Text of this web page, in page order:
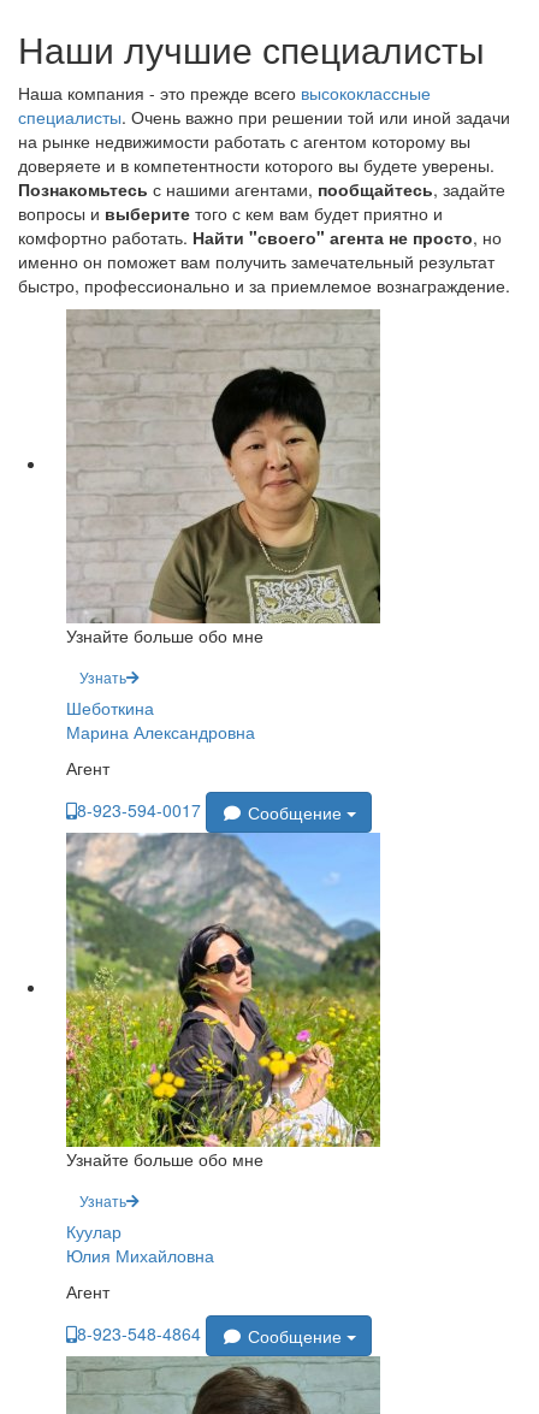
Наши лучшие специалисты
Наша компания - это прежде всего высококлассные
специалисты. Очень важно при решении той или иной задачи
на рынке недвижимости работать с агентом которому вы
доверяете и в компетентности которого вы будете уверены.
Познакомьтесь с нашими агентами, пообщайтесь, задайте
вопросы и выберите того с кем вам будет приятно и
комфортно работать. Найти "своего" агента не просто, но
именно он поможет вам получить замечательный результат
быстро, профессионально и за приемлемое вознаграждение.
Узнайте больше обо мне
Узнать
Шеботкина
Марина Александровна
Агент
8-923-594-0017
Сообщение
Узнайте больше обо мне
Узнать
Куулар
Юлия Михайловна
Агент
8-923-548-4864
Сообщение